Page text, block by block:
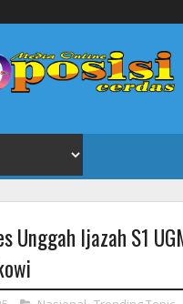
Unggah Ijazah S1